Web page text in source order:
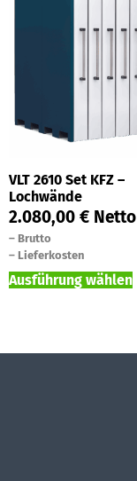
VLT 2610 Set KFZ –
Lochwände
2.080,00 € Netto
– Brutto
– Lieferkosten
Ausführung wählen